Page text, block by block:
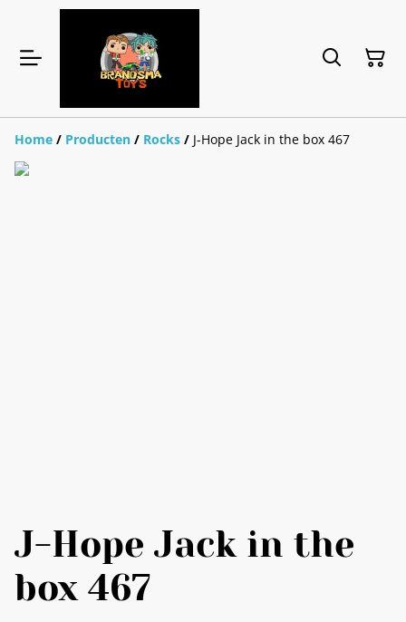
Home / Producten / Rocks / J-Hope Jack in the box 467
J-Hope Jack in the
box 467